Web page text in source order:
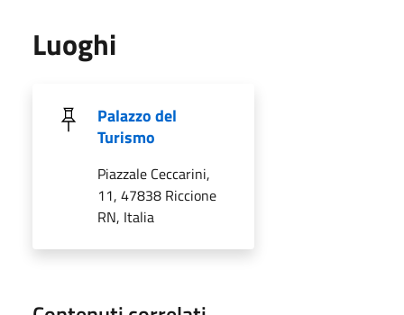
Luoghi
Palazzo del
Turismo
Piazzale Ceccarini,
11, 47838 Riccione
RN, Italia